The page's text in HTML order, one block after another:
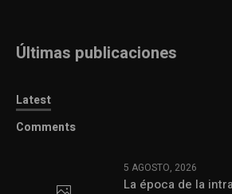
Últimas publicaciones
Latest
Comments
5 AGOSTO, 2026
La época de la